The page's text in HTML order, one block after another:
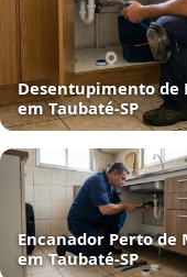
Desentupimento de
em Taubaté‑SP
Encanador Perto de
em Taubaté‑SP